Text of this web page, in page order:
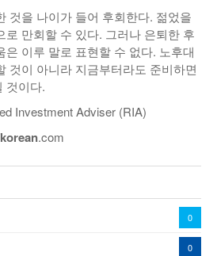
것을 나이가 들어 후회한다. 젊었을
로 만회할 수 있다. 그러나 은퇴한 후
은 이루 말로 표현할 수 없다. 노후대
것이 아니라 지금부터라도 준비하면
것이다.
Investment Adviser (RIA)
korean.com
0
0